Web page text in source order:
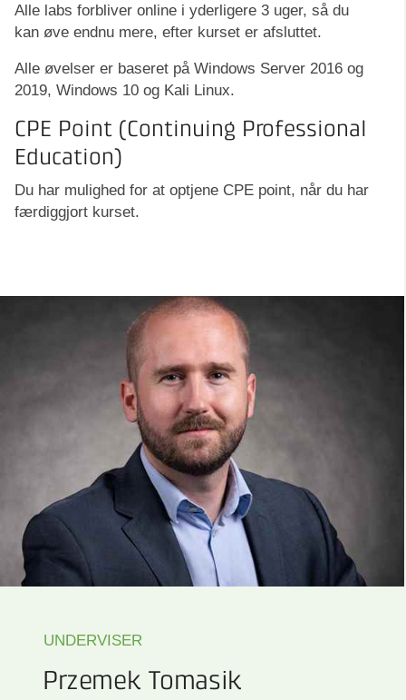
Alle labs forbliver online i yderligere 3 uger, så du
kan øve endnu mere, efter kurset er afsluttet.
Alle øvelser er baseret på Windows Server 2016 og
2019, Windows 10 og Kali Linux.
CPE Point (Continuing Professional
Education)
Du har mulighed for at optjene CPE point, når du har
færdiggjort kurset.
UNDERVISER
Przemek Tomasik